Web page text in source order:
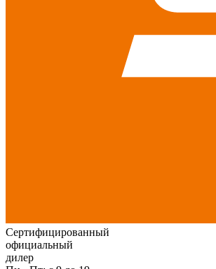
Сертифицированный
официальный
дилер